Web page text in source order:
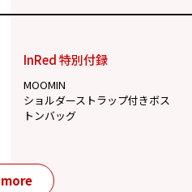
InRed 特別付録
MOOMIN
ショルダーストラップ付きボス
トンバッグ